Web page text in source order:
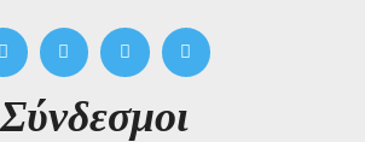
Σύνδεσμοι